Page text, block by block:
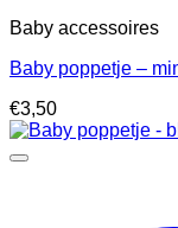
Baby accessoires
Baby poppetje –
€3,50